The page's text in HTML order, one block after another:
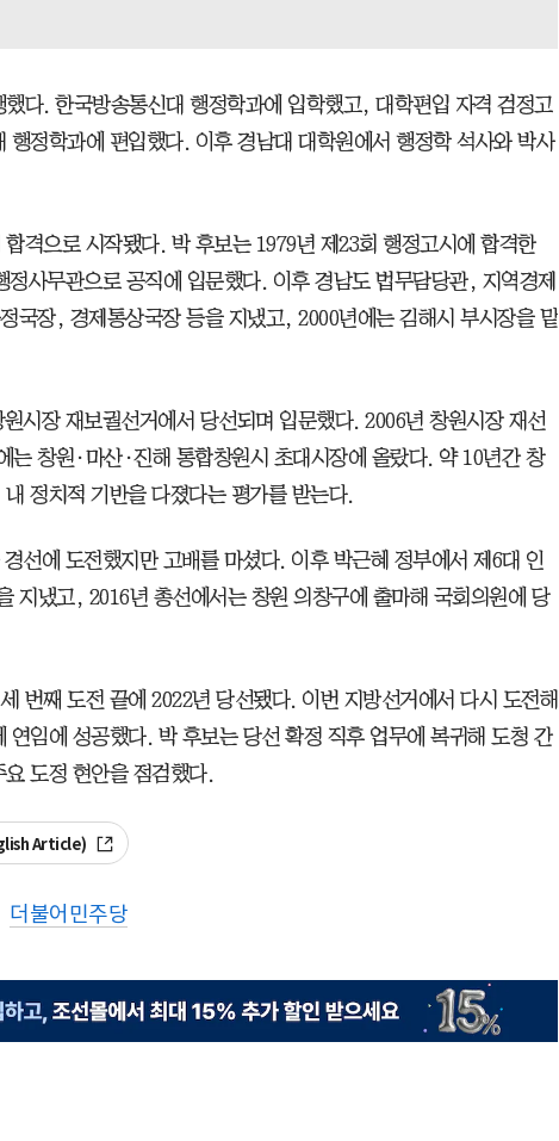
했다. 한국방송통신대 행정학과에 입학했고, 대학편입 자격 검정고
행정학과에 편입했다. 이후 경남대 대학원에서 행정학 석사와 박사
격으로 시작됐다. 박 후보는 1979년 제23회 행정고시에 합격한
정사무관으로 공직에 입문했다. 이후 경남도 법무담당관, 지역경제
국장, 경제통상국장 등을 지냈고, 2000년에는 김해시 부시장을 맡
시장 재보궐선거에서 당선되며 입문했다. 2006년 창원시장 재선
는 창원·마산·진해 통합창원시 초대시장에 올랐다. 약 10년간 창
정치적 기반을 다졌다는 평가를 받는다.
선에 도전했지만 고배를 마셨다. 이후 박근혜 정부에서 제6대 인
지냈고, 2016년 총선에서는 창원 의창구에 출마해 국회의원에 당
번째 도전 끝에 2022년 당선됐다. 이번 지방선거에서 다시 도전해
연임에 성공했다. 박 후보는 당선 확정 직후 업무에 복귀해 도청 간
도정 현안을 점검했다.
Article)
더불어민주당